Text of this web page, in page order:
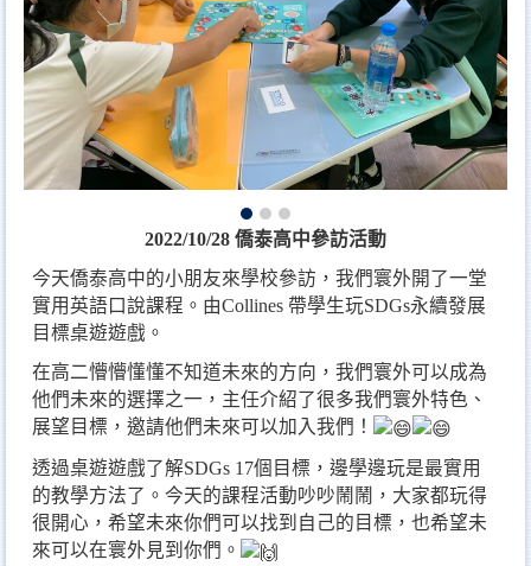
2022/10/28 僑泰高中參訪活動
今天僑泰高中的小朋友來學校參訪，我們寰外開了一堂
實用英語口說課程。由Collines 帶學生玩SDGs永續發展
目標桌遊遊戲。
在高二懵懵懂懂不知道未來的方向，我們寰外可以成為
他們未來的選擇之一，主任介紹了很多我們寰外特色、
展望目標，邀請他們未來可以加入我們！
透過桌遊遊戲了解SDGs 17個目標，邊學邊玩是最實用
的教學方法了。今天的課程活動吵吵鬧鬧，大家都玩得
很開心，希望未來你們可以找到自己的目標，也希望未
來可以在寰外見到你們。